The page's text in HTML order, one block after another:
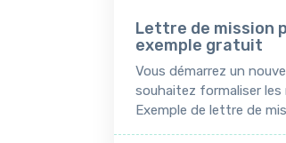
Lettre de mission
exemple gratuit
Vous démarrez un
souhaitez formaliser les
Exemple de lettre de